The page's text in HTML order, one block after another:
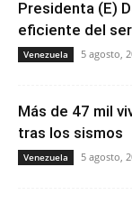
Presidenta (E)
eficiente del
Venezuela 5 agosto,
Más de 47 mil
tras los sismos
Venezuela 5 agosto,